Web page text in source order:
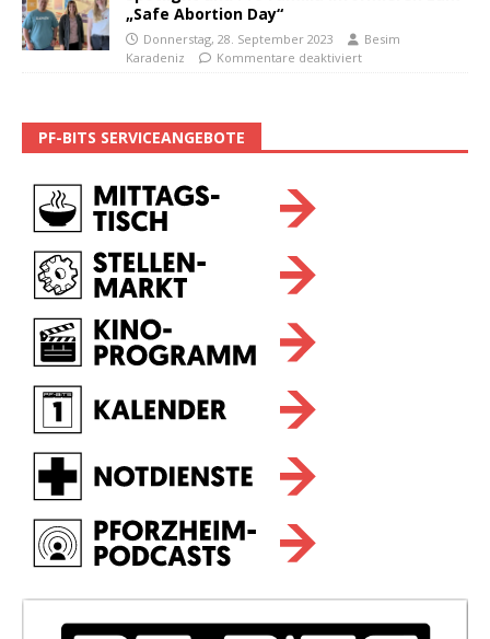
„Safe Abortion Day“
Donnerstag, 28. September 2023
Besim
Karadeniz
Kommentare deaktiviert
PF-BITS SERVICEANGEBOTE